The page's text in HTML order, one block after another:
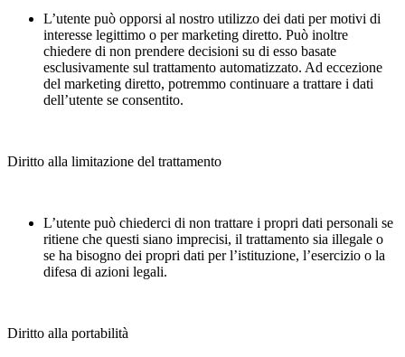
L’utente può opporsi al nostro utilizzo dei dati per motivi di
interesse legittimo o per marketing diretto. Può inoltre
chiedere di non prendere decisioni su di esso basate
esclusivamente sul trattamento automatizzato. Ad eccezione
del marketing diretto, potremmo continuare a trattare i dati
dell’utente se consentito.
Diritto alla limitazione del trattamento
L’utente può chiederci di non trattare i propri dati personali se
ritiene che questi siano imprecisi, il trattamento sia illegale o
se ha bisogno dei propri dati per l’istituzione, l’esercizio o la
difesa di azioni legali.
Diritto alla portabilità